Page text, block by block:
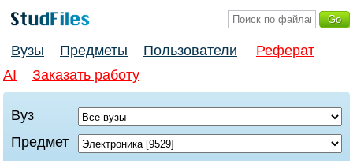
Вузы Предметы Пользователи
Реферат
AI
Заказать работу
Вуз
Предмет